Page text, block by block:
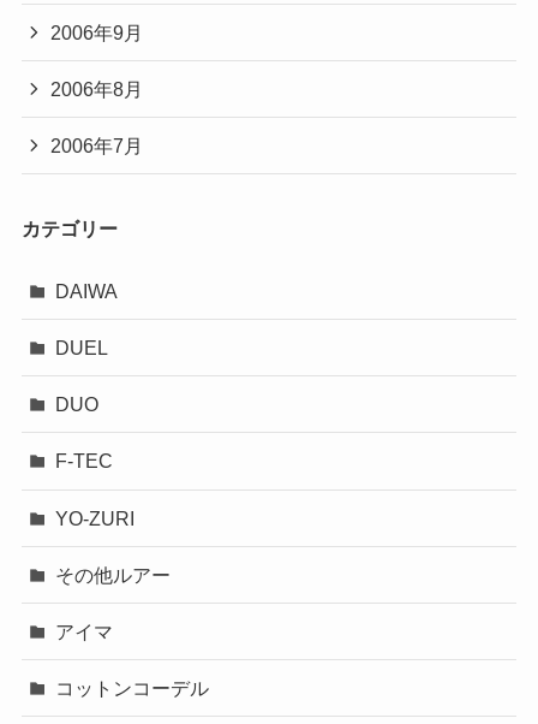
2006年9月
2006年8月
2006年7月
カテゴリー
DAIWA
DUEL
DUO
F-TEC
YO-ZURI
その他ルアー
アイマ
コットンコーデル